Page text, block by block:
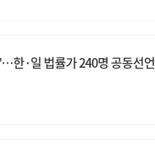
한·일 법률가 240명 공동선언